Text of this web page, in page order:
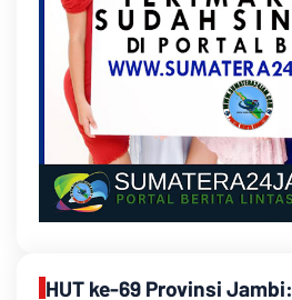
HUT ke-69 Provinsi Jambi: